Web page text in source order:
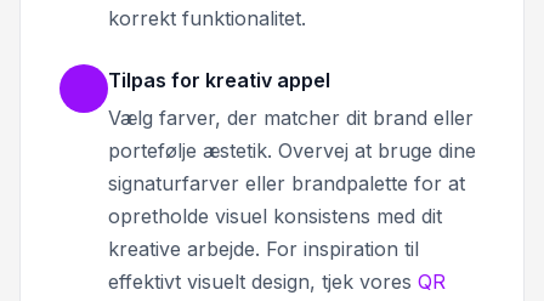
korrekt funktionalitet.
Tilpas for kreativ appel
Vælg farver, der matcher dit brand eller
portefølje æstetik. Overvej at bruge dine
signaturfarver eller brandpalette for at
opretholde visuel konsistens med dit
kreative arbejde. For inspiration til
effektivt visuelt design, tjek vores QR